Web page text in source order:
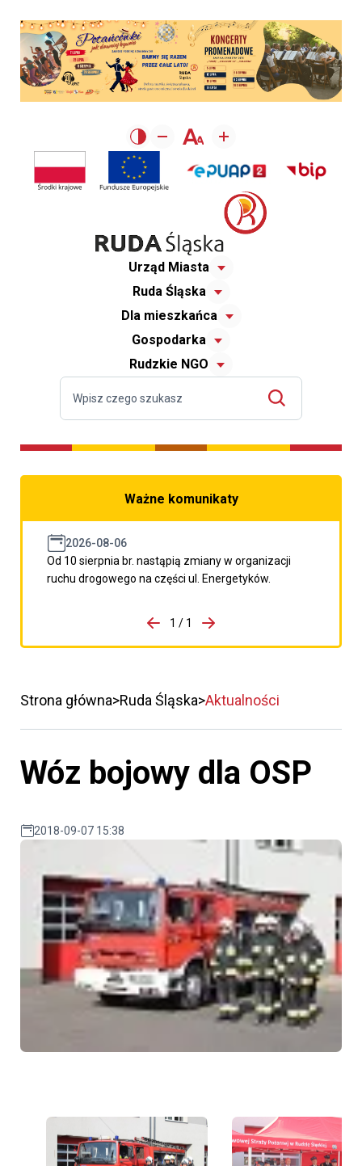
Urząd Miasta
Ruda Śląska
Dla mieszkańca
Gospodarka
Rudzkie NGO
Ważne komunikaty
2026-08-06
Od 10 sierpnia br. nastąpią zmiany w organizacji
ruchu drogowego na części ul. Energetyków.
porzpedniego komunikatu
1 / 1
Przejdź do następnego
Strona główna Ruda Śląska Aktualności
Wóz bojowy dla OSP
2018-09-07 15:38